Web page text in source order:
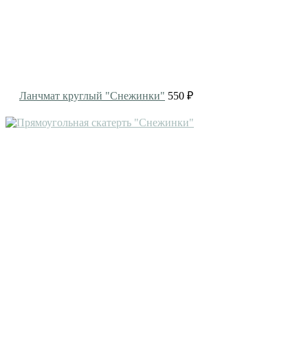
Ланчмат круглый "Снежинки" 550 ₽